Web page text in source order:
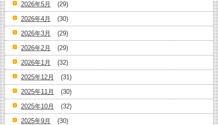
2026年5月
(29)
2026年4月
(30)
2026年3月
(29)
2026年2月
(29)
2026年1月
(32)
2025年12月
(31)
2025年11月
(30)
2025年10月
(32)
2025年9月
(30)